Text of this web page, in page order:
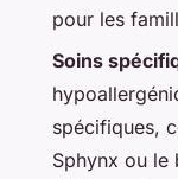
pour les
Soins
spécifiques,
Sphynx ou le